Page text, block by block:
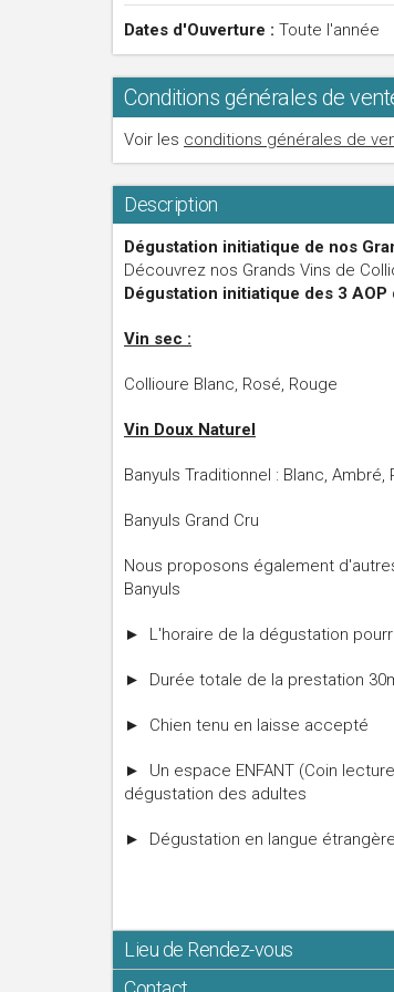
Dates d'Ouverture : Toute l'année
Conditions générales de
Voir les conditions générales de
Description
Dégustation initiatique de nos
Découvrez nos Grands Vins de
Dégustation initiatique des 3 AOP
Vin sec :
Collioure Blanc, Rosé, Rouge
Vin Doux Naturel
Banyuls Traditionnel : Blanc, Ambré,
Banyuls Grand Cru
Nous proposons également
Banyuls
► L'horaire de la dégustation
► Durée totale de la prestation
► Chien tenu en laisse accepté
► Un espace ENFANT (Coin
dégustation des adultes
► Dégustation en langue
Lieu de Rendez-vous